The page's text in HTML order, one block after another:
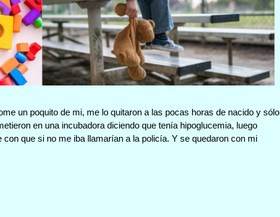
un poquito de mi, me lo quitaron a las pocas horas de nacido y sólo
en una incubadora diciendo que tenía hipoglucemia, luego
que si no me iba llamarían a la policía. Y se quedaron con mi